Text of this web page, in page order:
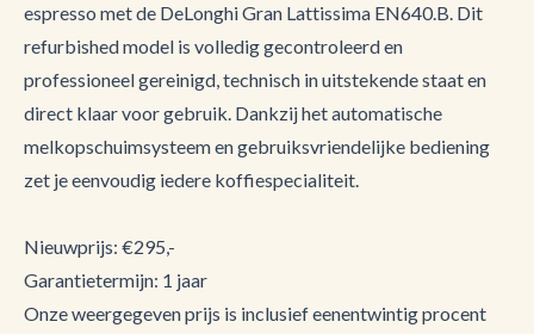
espresso met de DeLonghi Gran Lattissima EN640.B. Dit
refurbished model is volledig gecontroleerd en
professioneel gereinigd, technisch in uitstekende staat en
direct klaar voor gebruik. Dankzij het automatische
melkopschuimsysteem en gebruiksvriendelijke bediening
zet je eenvoudig iedere koffiespecialiteit.
Nieuwprijs: €295,-
Garantietermijn: 1 jaar
Onze weergegeven prijs is inclusief eenentwintig procent